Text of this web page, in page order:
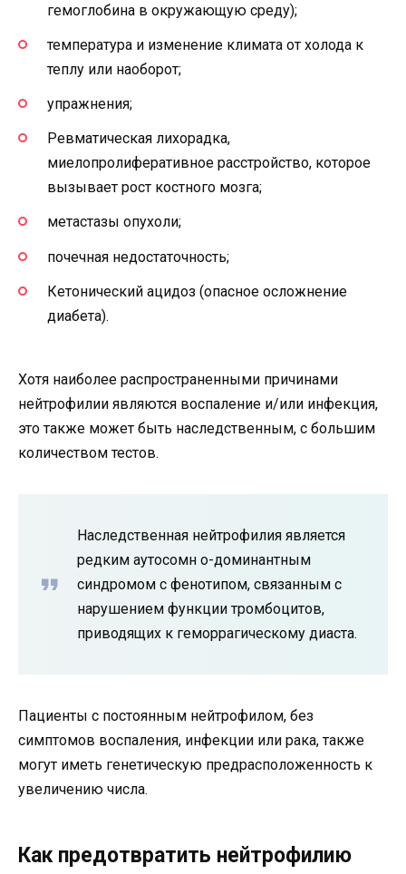
гемоглобина в окружающую среду);
температура и изменение климата от холода к
теплу или наоборот;
упражнения;
Ревматическая лихорадка,
миелопролиферативное расстройство, которое
вызывает рост костного мозга;
метастазы опухоли;
почечная недостаточность;
Кетонический ацидоз (опасное осложнение
диабета).
Хотя наиболее распространенными причинами
нейтрофилии являются воспаление и/или инфекция,
это также может быть наследственным, с большим
количеством тестов.
Наследственная нейтрофилия является
редким аутосомн о-доминантным
синдромом с фенотипом, связанным с
нарушением функции тромбоцитов,
приводящих к геморрагическому диаста.
Пациенты с постоянным нейтрофилом, без
симптомов воспаления, инфекции или рака, также
могут иметь генетическую предрасположенность к
увеличению числа.
Как предотвратить нейтрофилию